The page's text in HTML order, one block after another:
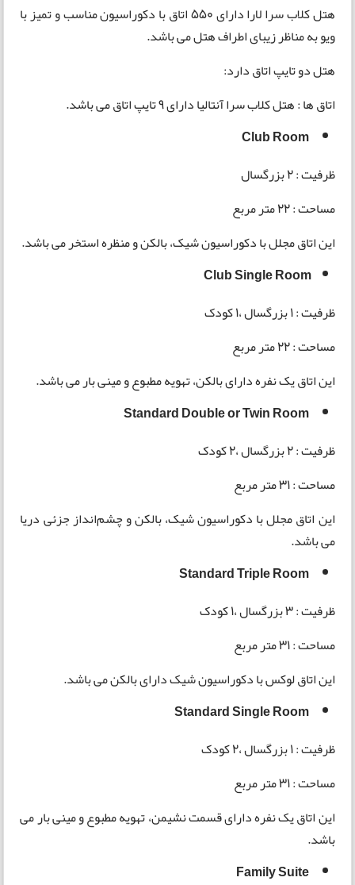
هتل کلاب سرا لارا دارای 550 اتاق با دکوراسیون مناسب و تمیز با
ویو به مناظر زیبای اطراف هتل می باشد.
هتل دو تایپ اتاق دارد:
اتاق ها : هتل کلاب سرا آنتالیا دارای 9 تایپ اتاق می باشد.
Club Room
ظرفیت : 2 بزرگسال
مساحت : 22 متر مربع
این اتاق مجلل با دکوراسیون شیک، بالکن و منظره استخر می باشد.
Club Single Room
ظرفیت : 1 بزرگسال ،1 کودک
مساحت : 22 متر مربع
این اتاق یک نفره دارای بالکن، تهویه مطبوع و مینی بار می باشد.
Standard Double or Twin Room
ظرفیت : 2 بزرگسال ،2 کودک
مساحت : 31 متر مربع
این اتاق مجلل با دکوراسیون شیک، بالکن و چشم‌انداز جزئی دریا
می باشد.
Standard Triple Room
ظرفیت : 3 بزرگسال ،1 کودک
مساحت : 31 متر مربع
این اتاق لوکس با دکوراسیون شیک دارای بالکن می باشد.
Standard Single Room
ظرفیت : 1 بزرگسال ،2 کودک
مساحت : 31 متر مربع
این اتاق یک نفره دارای قسمت نشیمن، تهویه مطبوع و مینی بار می
باشد.
Family Suite